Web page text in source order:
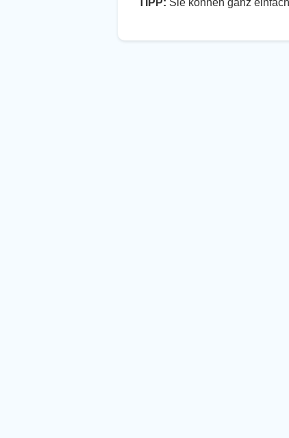
TIPP: Sie können ganz